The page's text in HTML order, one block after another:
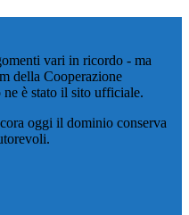
vari in ricordo - ma
della Cooperazione
è stato il sito ufficiale.
oggi il dominio conserva